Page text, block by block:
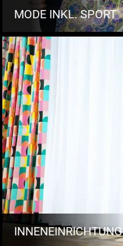
MODE INKL. SPORT
INNENEINRICHTUNG